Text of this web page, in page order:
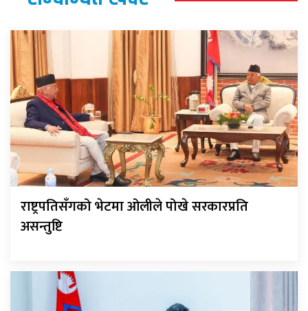
राष्ट्रपतिसँगको भेटमा ओलीले पोखे सरकारप्रति
असन्तुष्टि